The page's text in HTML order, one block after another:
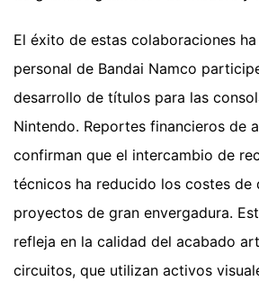
El éxito de estas colaboraciones
personal de Bandai Namco
desarrollo de títulos para las
Nintendo. Reportes financieros de
confirman que el intercambio de
técnicos ha reducido los costes de
proyectos de gran envergadura.
refleja en la calidad del acabado
circuitos, que utilizan activos